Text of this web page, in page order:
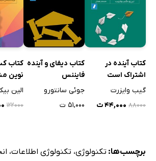
کتاب آینده در
اشتراک است
گیب وایزرت
۸۸۰۰۰ ۴۴,۰۰۰ ت
کتاب دیفای و آینده
فایننس
جوئی سانتورو
۵۱,۰۰۰ ت
کتاب
نوین
الین
۱۲۲۰۰۰
برچسب‌ها: تکنولوژی، تکنولوژی اطلاعات،